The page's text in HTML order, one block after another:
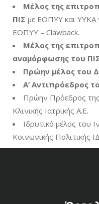
Μέλος της
ΠΙΣ με ΕΟΠΥΥ και ΥΥΚΑ
ΕΟΠΥΥ – Clawback.
Μέλος της
αναμόρφωσης του
Πρώην μέλος του
Α’ Αντιπρόεδρος
Πρώην Πρόεδρος της
Κλινικής Ιατρικής Α.Ε.
Iδρυτικό μέλος του
Κοινωνικής Πολιτικής